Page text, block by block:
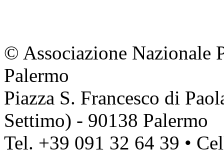
© Associazione Nazionale
Palermo
Piazza S. Francesco di
Settimo) - 90138 Palermo
Tel. +39 091 32 64 39 •